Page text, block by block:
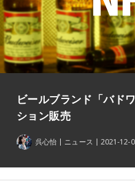
ビールブランド「バド
ション販売
呉心怡 ニュース 2021-12-